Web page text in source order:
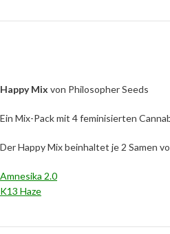
Happy Mix von Philosopher Seeds
Ein Mix-Pack mit 4 feminisierten
Der Happy Mix beinhaltet je 2 Samen
Amnesika 2.0
K13 Haze